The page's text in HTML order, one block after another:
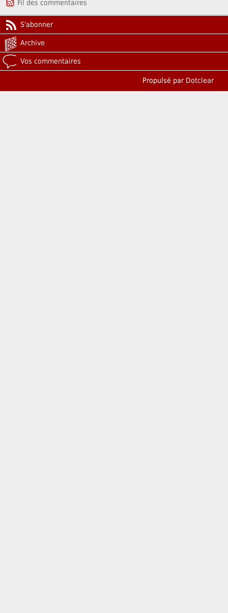
Fil des commentaires
S'abonner
Archive
Vos commentaires
Propulsé par Dotclear